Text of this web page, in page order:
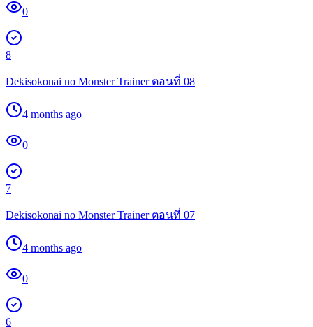
0
8
Dekisokonai no Monster Trainer ตอนที่ 08
4 months ago
0
7
Dekisokonai no Monster Trainer ตอนที่ 07
4 months ago
0
6